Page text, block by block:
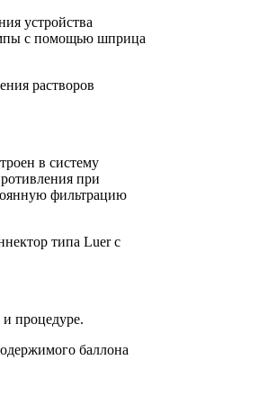
устройства
с помощью шприца
растворов
в систему
при
фильтрацию
типа Luer с
процедуре.
баллона